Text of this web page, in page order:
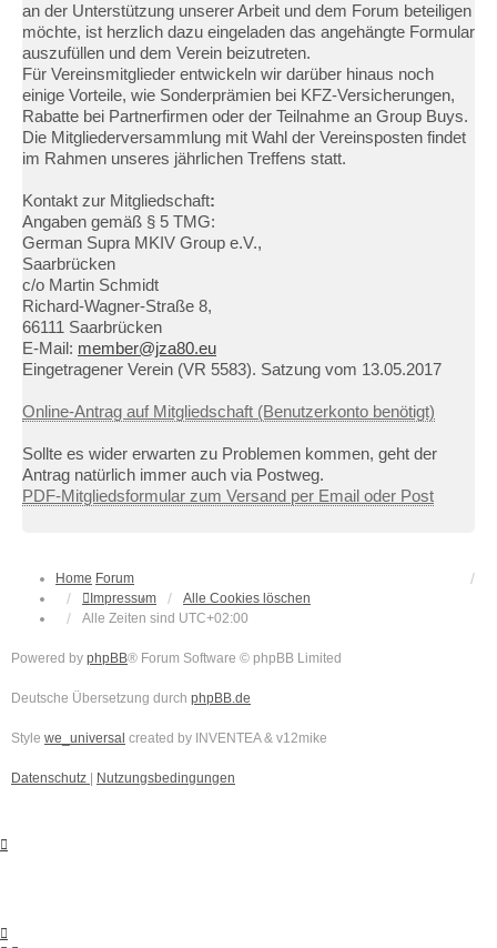
an der Unterstützung unserer Arbeit und dem Forum beteiligen
möchte, ist herzlich dazu eingeladen das angehängte Formular
auszufüllen und dem Verein beizutreten.
Für Vereinsmitglieder entwickeln wir darüber hinaus noch
einige Vorteile, wie Sonderprämien bei KFZ-Versicherungen,
Rabatte bei Partnerfirmen oder der Teilnahme an Group Buys.
Die Mitgliederversammlung mit Wahl der Vereinsposten findet
im Rahmen unseres jährlichen Treffens statt.
Kontakt zur Mitgliedschaft:
Angaben gemäß § 5 TMG:
German Supra MKIV Group e.V.,
Saarbrücken
c/o Martin Schmidt
Richard-Wagner-Straße 8,
66111 Saarbrücken
E-Mail: member@jza80.eu
Eingetragener Verein (VR 5583). Satzung vom 13.05.2017
Online-Antrag auf Mitgliedschaft (Benutzerkonto benötigt)
Sollte es wider erwarten zu Problemen kommen, geht der
Antrag natürlich immer auch via Postweg.
PDF-Mitgliedsformular zum Versand per Email oder Post
Home Forum
Impressum
Alle Cookies löschen
Alle Zeiten sind UTC+02:00
Powered by phpBB® Forum Software © phpBB Limited
Deutsche Übersetzung durch phpBB.de
Style we_universal created by INVENTEA & v12mike
Datenschutz Nutzungsbedingungen